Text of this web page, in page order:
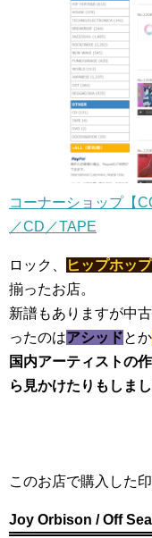
コーナーショップ【
／CD／TAPE
ロック、 ヒップホップ
揃ったお店。
新譜もありますが中
ったのはアシッドとか
国内アーティストの
ら見かけたりもしまし
このお店で購入した
Joy Orbison / Off